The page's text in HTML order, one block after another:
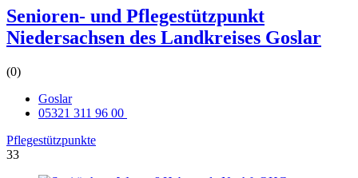
Senioren- und Pflegestützpunkt
Niedersachsen des Landkreises Goslar
(0)
Goslar
05321 311 96 00
Pflegestützpunkte
33